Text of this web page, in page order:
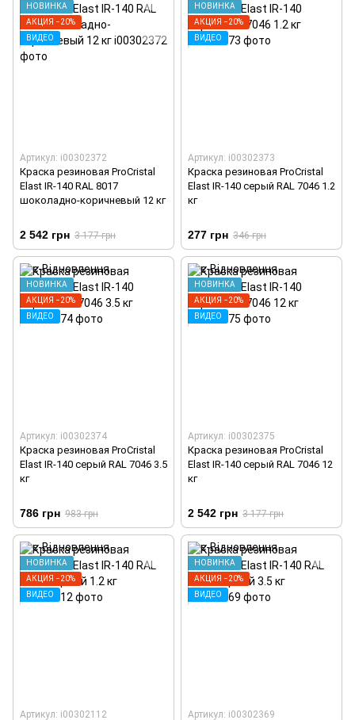
НОВИНКА
АКЦИЯ −20%
ВИДЕО
Артикул: i00302372
Краска резиновая ProCristal
Elast IR-140 RAL 8017
шоколадно-коричневый 12 кг
2 542 грн 3 177 грн
НОВИНКА
АКЦИЯ −20%
ВИДЕО
Артикул: i00302373
Краска резиновая ProCristal
Elast IR-140 серый RAL 7046 1.2
кг
277 грн 346 грн
НОВИНКА
АКЦИЯ −20%
ВИДЕО
Артикул: i00302374
Краска резиновая ProCristal
Elast IR-140 серый RAL 7046 3.5
кг
786 грн 983 грн
НОВИНКА
АКЦИЯ −20%
ВИДЕО
Артикул: i00302375
Краска резиновая ProCristal
Elast IR-140 серый RAL 7046 12
кг
2 542 грн 3 177 грн
НОВИНКА
АКЦИЯ −20%
ВИДЕО
Артикул: i00302112
НОВИНКА
АКЦИЯ −20%
ВИДЕО
Артикул: i00302369